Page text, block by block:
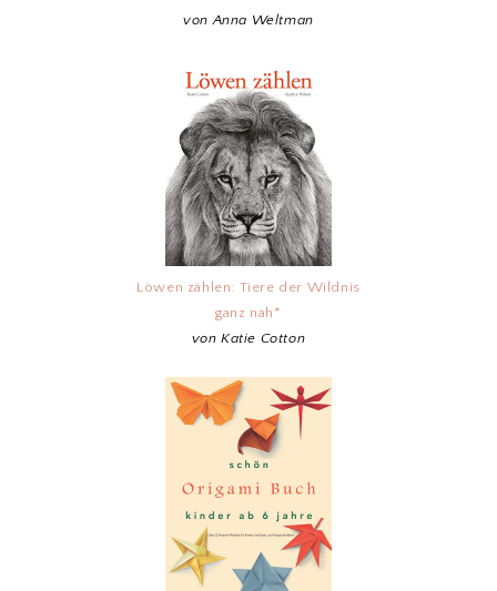
von Anna Weltman
Löwen zählen: Tiere der Wildnis
ganz nah*
von Katie Cotton